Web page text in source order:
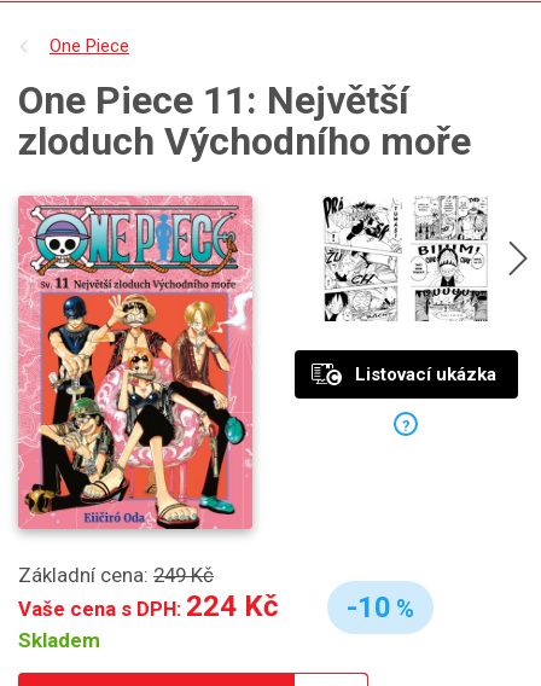
One Piece
One Piece 11: Největší
zloduch Východního moře
Základní cena: 249 Kč
Vaše cena s DPH: 224 Kč
Skladem
-10 %
Listovací ukázka
?